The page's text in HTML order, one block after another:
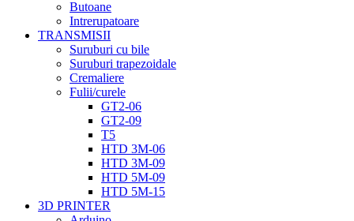
Butoane
Intrerupatoare
TRANSMISII
Suruburi cu bile
Suruburi trapezoidale
Cremaliere
Fulii/curele
GT2-06
GT2-09
T5
HTD 3M-06
HTD 3M-09
HTD 5M-09
HTD 5M-15
3D PRINTER